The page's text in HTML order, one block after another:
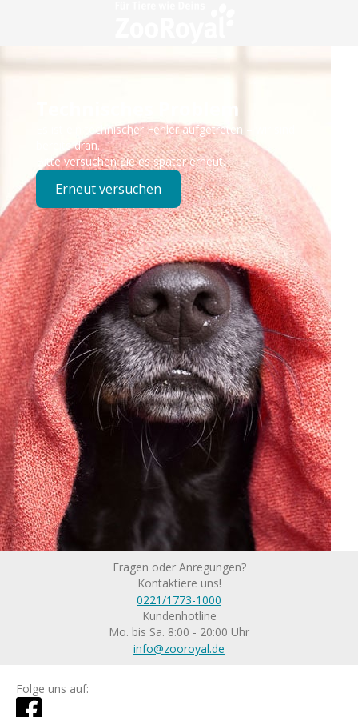
Technisches Problem
Es ist ein technischer Fehler aufgetreten – wir sind
bereits dran.
Bitte versuchen Sie es später erneut.
Erneut versuchen
Fragen oder Anregungen?
Kontaktiere uns!
0221/1773-1000
Kundenhotline
Mo. bis Sa. 8:00 - 20:00 Uhr
info@zooroyal.de
Folge uns auf: